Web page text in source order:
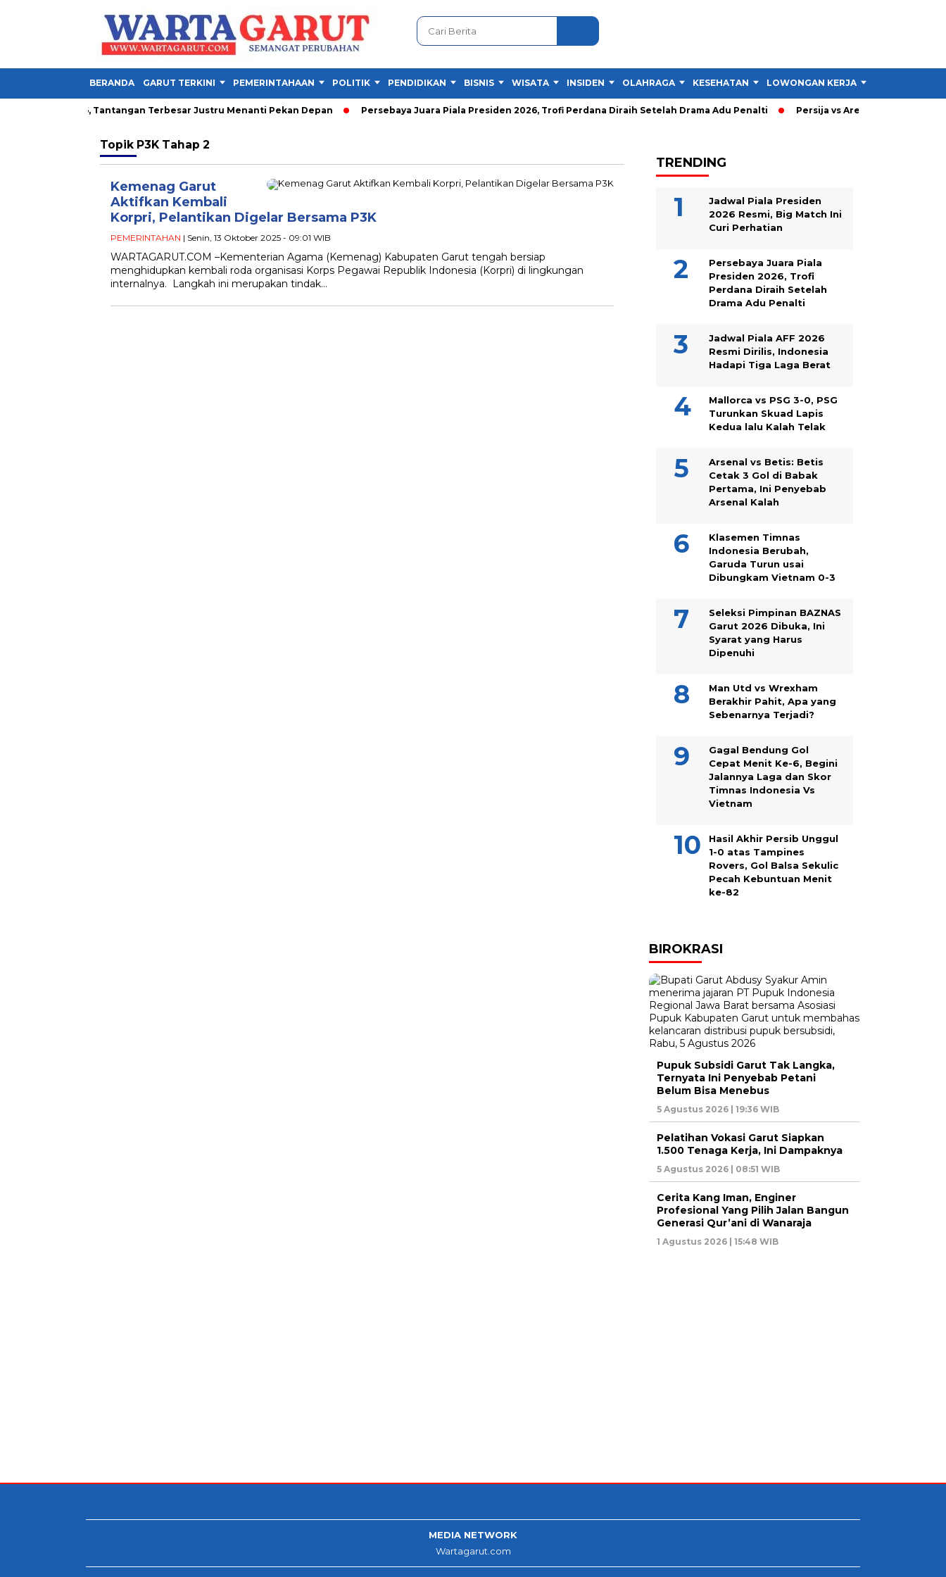
BERANDA GARUT TERKINI PEMERINTAHAAN POLITIK PENDIDIKAN BISNIS WISATA INSIDEN OLAHRAGA KESEHATAN LOWONGAN KERJA
Presiden 2026, Tantangan Terbesar Justru Menanti Pekan Depan Persebaya Juara Piala Presiden 2026, Trofi Perdana Diraih Setelah Drama Adu Penalti Persija vs Arema: Persija Menang
Topik P3K Tahap 2
Kemenag Garut
Aktifkan Kembali
Korpri, Pelantikan Digelar Bersama P3K
PEMERINTAHAN | Senin, 13 Oktober 2025 - 09:01 WIB
WARTAGARUT.COM –Kementerian Agama (Kemenag) Kabupaten Garut tengah bersiap
menghidupkan kembali roda organisasi Korps Pegawai Republik Indonesia (Korpri) di lingkungan
internalnya. Langkah ini merupakan tindak…
TRENDING
Jadwal Piala Presiden
2026 Resmi, Big Match Ini
Curi Perhatian
Persebaya Juara Piala
Presiden 2026, Trofi
Perdana Diraih Setelah
Drama Adu Penalti
Jadwal Piala AFF 2026
Resmi Dirilis, Indonesia
Hadapi Tiga Laga Berat
Mallorca vs PSG 3-0, PSG
Turunkan Skuad Lapis
Kedua lalu Kalah Telak
Arsenal vs Betis: Betis
Cetak 3 Gol di Babak
Pertama, Ini Penyebab
Arsenal Kalah
Klasemen Timnas
Indonesia Berubah,
Garuda Turun usai
Dibungkam Vietnam 0-3
Seleksi Pimpinan BAZNAS
Garut 2026 Dibuka, Ini
Syarat yang Harus
Dipenuhi
Man Utd vs Wrexham
Berakhir Pahit, Apa yang
Sebenarnya Terjadi?
Gagal Bendung Gol
Cepat Menit Ke-6, Begini
Jalannya Laga dan Skor
Timnas Indonesia Vs
Vietnam
Hasil Akhir Persib Unggul
1-0 atas Tampines
Rovers, Gol Balsa Sekulic
Pecah Kebuntuan Menit
ke-82
BIROKRASI
Pupuk Subsidi Garut Tak Langka,
Ternyata Ini Penyebab Petani
Belum Bisa Menebus
5 Agustus 2026 | 19:36 WIB
Pelatihan Vokasi Garut Siapkan
1.500 Tenaga Kerja, Ini Dampaknya
5 Agustus 2026 | 08:51 WIB
Cerita Kang Iman, Enginer
Profesional Yang Pilih Jalan Bangun
Generasi Qur’ani di Wanaraja
1 Agustus 2026 | 15:48 WIB
MEDIA NETWORK
Wartagarut.com